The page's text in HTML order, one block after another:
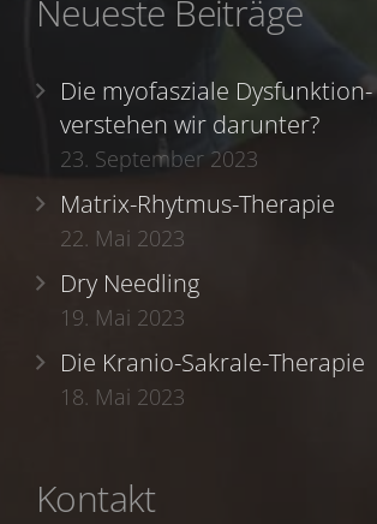
Neueste Beiträge
Die myofasziale Dysfunktion-
verstehen wir darunter?
23. September 2023
Matrix-Rhytmus-Therapie
22. Mai 2023
Dry Needling
19. Mai 2023
Die Kranio-Sakrale-Therapie
18. Mai 2023
Kontakt